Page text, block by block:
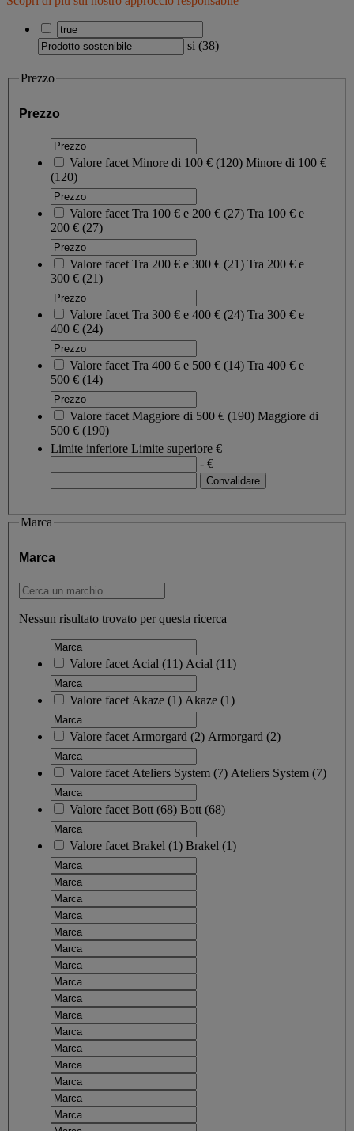
si (38)
Prezzo
Prezzo
Valore facet Minore di 100 € (120) Minore di 100 €
(120)
Valore facet Tra 100 € e 200 € (27) Tra 100 € e
200 € (27)
Valore facet Tra 200 € e 300 € (21) Tra 200 € e
300 € (21)
Valore facet Tra 300 € e 400 € (24) Tra 300 € e
400 € (24)
Valore facet Tra 400 € e 500 € (14) Tra 400 € e
500 € (14)
Valore facet Maggiore di 500 € (190) Maggiore di
500 € (190)
Limite inferiore Limite superiore €
- €
Marca
Marca
Nessun risultato trovato per questa ricerca
Valore facet Acial (11) Acial (11)
Valore facet Akaze (1) Akaze (1)
Valore facet Armorgard (2) Armorgard (2)
Valore facet Ateliers System (7) Ateliers System (7)
Valore facet Bott (68) Bott (68)
Valore facet Brakel (1) Brakel (1)